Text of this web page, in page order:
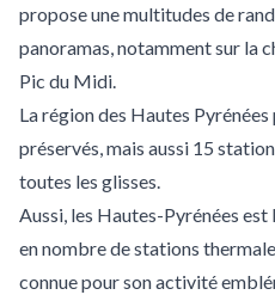
propose une multitudes de
panoramas, notamment sur la
Pic du Midi.
La région des Hautes
préservés, mais aussi 15
toutes les glisses.
Aussi, les Hautes-Pyrénées
en nombre de stations
connue pour son activité